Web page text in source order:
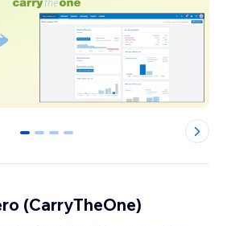
0 1 2 3
(CarryTheOne)